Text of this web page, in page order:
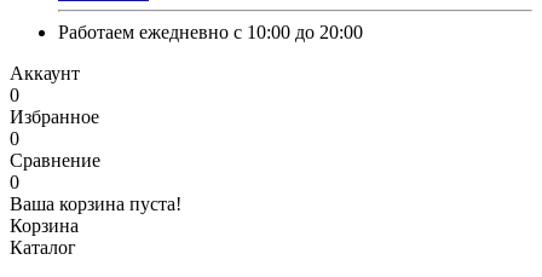
Работаем ежедневно с 10:00 до 20:00
Аккаунт
0
Избранное
0
Сравнение
0
Ваша корзина пуста!
Корзина
Каталог